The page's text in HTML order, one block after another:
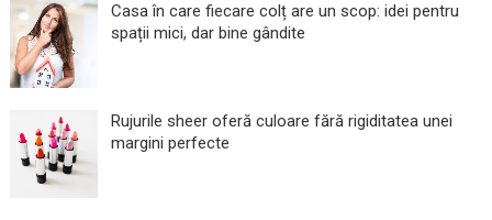
Casa în care fiecare colț are un scop: idei pentru
spații mici, dar bine gândite
Rujurile sheer oferă culoare fără rigiditatea unei
margini perfecte